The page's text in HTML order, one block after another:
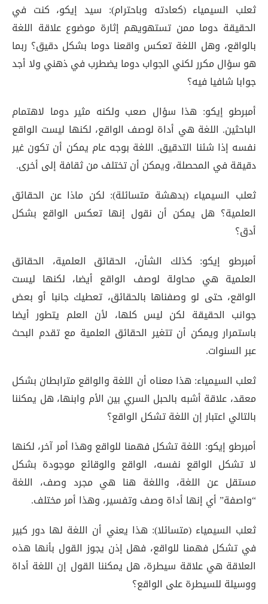
ثعلب السيمياء (كعادته وباحترام): سيد إيكو، كنت في
الحقيقة دوما ممن تستهويهم إثارة موضوع علاقة اللغة
بالواقع، وهل اللغة تعكس واقعنا دوما بشكل دقيق؟ ربما
هو سؤال مكرر لكني الجواب دوما يضطرب في ذهني ولا أجد
جوابا شافيا فيه؟
أمبرطو إيكو: هذا سؤال صعب ولكنه مثير دوما لاهتمام
الباحثين. اللغة هي أداة لوصف الواقع، لكنها ليست الواقع
نفسه إذا شئنا التدقيق. اللغة بوجه عام يمكن أن تكون غير
دقيقة في المحصلة، ويمكن أن تختلف من ثقافة إلى أخرى.
ثعلب السيمياء (بدهشة متسائلة): لكن ماذا عن الحقائق
العلمية؟ هل يمكن أن نقول إنها تعكس الواقع بشكل
أدق؟
أمبرطو إيكو: كذلك الشأن، الحقائق العلمية، الحقائق
العلمية هي محاولة لوصف الواقع أيضا، لكنها ليست
الواقع، حتى لو وصفناها بالحقائق، تعطيك جانبا أو بعض
جوانب الحقيقة لكن ليس كلها، لأن العلم يتطور أيضا
باستمرار ويمكن أن تتغير الحقائق العلمية مع تقدم البحث
عبر السنوات.
ثعلب السيمياء: هذا معناه أن اللغة والواقع مترابطان بشكل
معقد، علاقة أشبه بالحبل السري بين الأم وابنها، هل يمكننا
بالتالي اعتبار إن اللغة تشكل الواقع؟
أمبرطو إيكو: اللغة تشكل فهمنا للواقع وهذا أمر آخر، لكنها
لا تشكل الواقع نفسه، الواقع والوقائع موجودة بشكل
مستقل عن اللغة، واللغة هنا هي مجرد وصف، اللغة
“واصفة” أي إنها أداة وصف وتفسير، وهذا أمر مختلف.
ثعلب السيمياء (متسائلا): هذا يعني أن اللغة لها دور كبير
في تشكل فهمنا للواقع، فهل إذن يجوز القول بأنها هذه
العلاقة هي علاقة سيطرة، هل يمكننا القول إن اللغة أداة
ووسيلة للسيطرة على الواقع؟